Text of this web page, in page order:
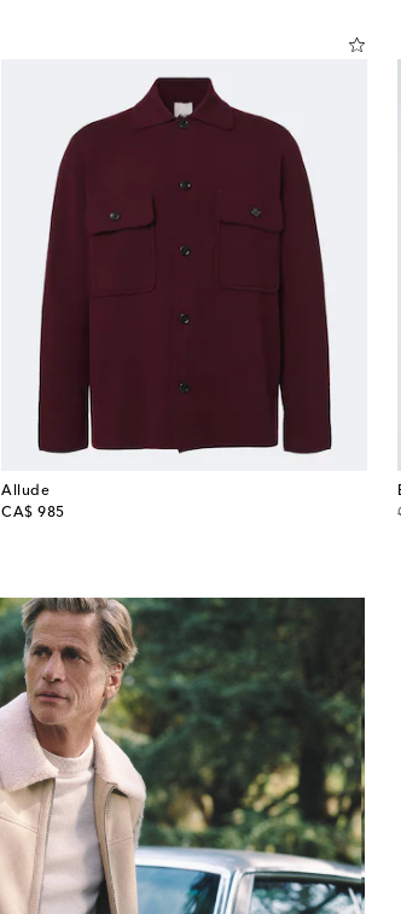
Allude
CA$ 985
original price